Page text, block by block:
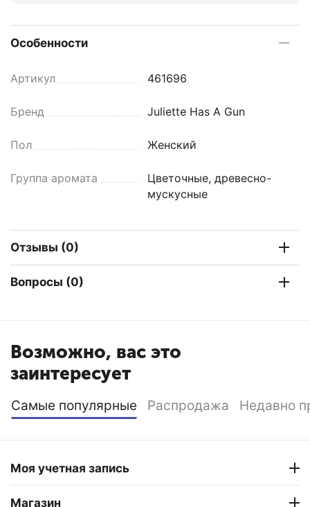
Особенности
Артикул 461696
Бренд Juliette Has A Gun
Пол Женский
Группа аромата
Цветочные, древесно-
мускусные
Отзывы (0)
Вопросы (0)
Возможно, вас это
заинтересует
Самые популярные Распродажа Недавно
Моя учетная запись
Магазин